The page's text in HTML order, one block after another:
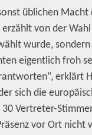
üblichen Macht
erzählt von der
wurde,
eigentlich froh
erklärt
sich die
Vertreter-
vor Ort nicht